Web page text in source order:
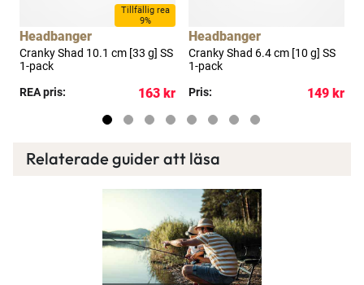
Tillfällig rea
9%
Headbanger
Cranky Shad 10.1 cm [33 g] SS
1-pack
REA pris:
163 kr
Headbanger
Cranky Shad 6.4 cm [10 g] SS
1-pack
Pris:
149 kr
Relaterade guider att läsa